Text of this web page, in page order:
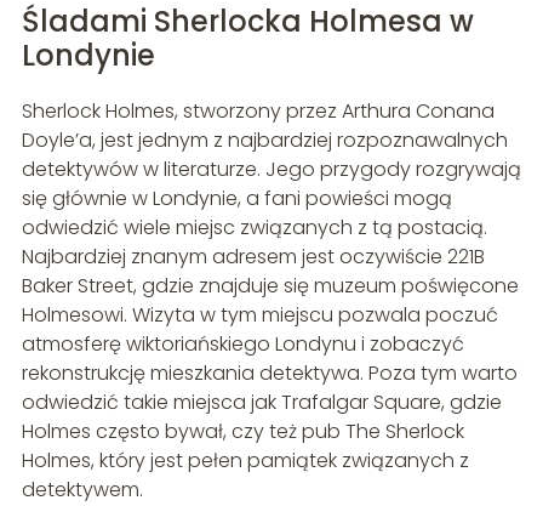
Śladami Sherlocka Holmesa w
Londynie
Sherlock Holmes, stworzony przez Arthura Conana
Doyle’a, jest jednym z najbardziej rozpoznawalnych
detektywów w literaturze. Jego przygody rozgrywają
się głównie w Londynie, a fani powieści mogą
odwiedzić wiele miejsc związanych z tą postacią.
Najbardziej znanym adresem jest oczywiście 221B
Baker Street, gdzie znajduje się muzeum poświęcone
Holmesowi. Wizyta w tym miejscu pozwala poczuć
atmosferę wiktoriańskiego Londynu i zobaczyć
rekonstrukcję mieszkania detektywa. Poza tym warto
odwiedzić takie miejsca jak Trafalgar Square, gdzie
Holmes często bywał, czy też pub The Sherlock
Holmes, który jest pełen pamiątek związanych z
detektywem.